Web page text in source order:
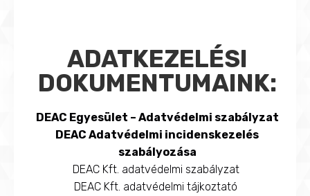
ADATKEZELÉSI
DOKUMENTUMAINK:
DEAC Egyesület – Adatvédelmi szabályzat
DEAC Adatvédelmi incidenskezelés
szabályozása
DEAC Kft. adatvédelmi szabályzat
DEAC Kft. adatvédelmi tájkoztató